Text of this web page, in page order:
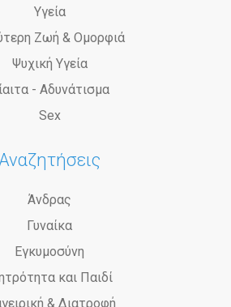
Υγεία
Ζωή & Ομορφιά
Ψυχική Υγεία
- Αδυνάτισμα
Sex
Άνδρας
Γυναίκα
Εγκυμοσύνη
και Παιδί
& Διατροφή